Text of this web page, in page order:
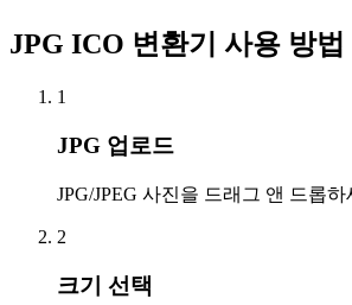
JPG ICO 변환기 사용 방법
1
JPG 업로드
JPG/JPEG 사진을 드래그 앤 드롭하
2
크기 선택